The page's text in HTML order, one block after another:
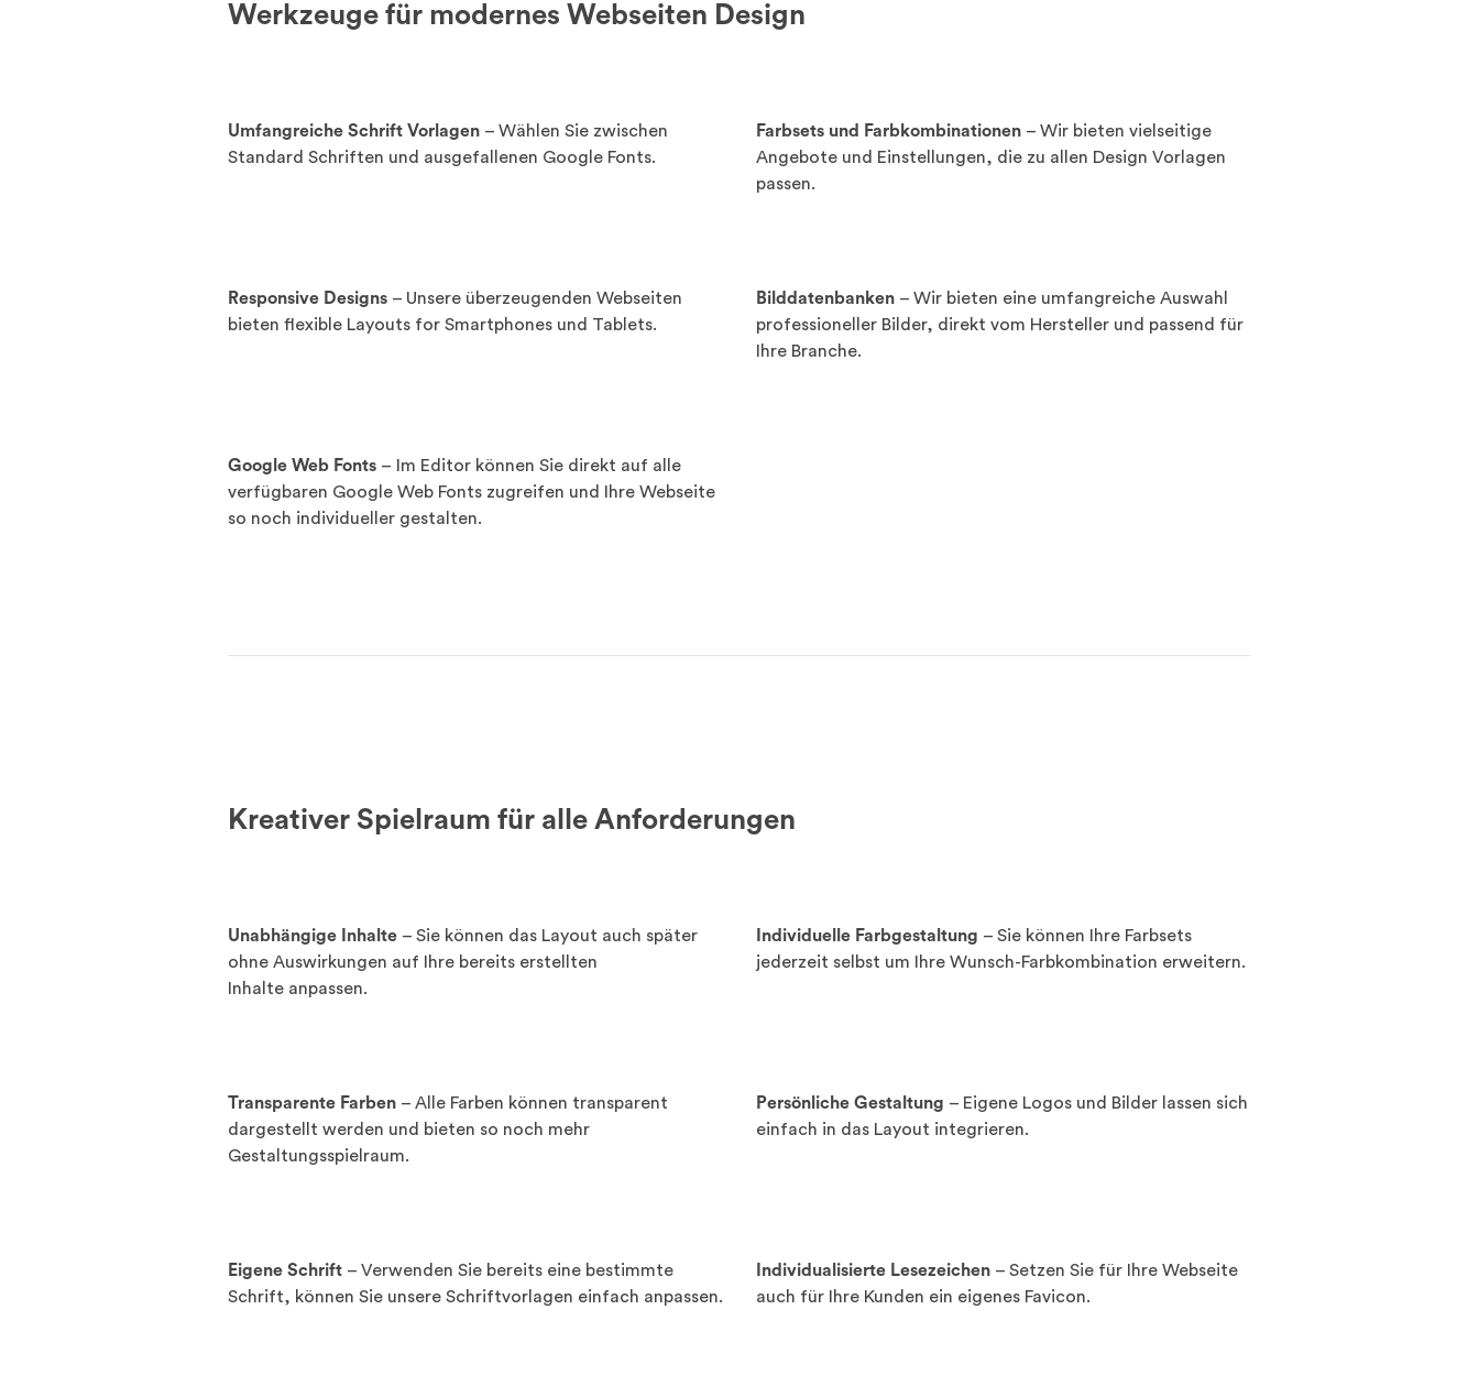
Werkzeuge für modernes Webseiten Design
Umfangreiche Schrift Vorlagen – Wählen Sie zwischen
Standard Schriften und ausgefallenen Google Fonts.
Farbsets und Farbkombinationen – Wir bieten vielseitige
Angebote und Einstellungen, die zu allen Design Vorlagen
passen.
Responsive Designs – Unsere überzeugenden Webseiten
bieten flexible Layouts for Smartphones und Tablets.
Bilddatenbanken – Wir bieten eine umfangreiche Auswahl
professioneller Bilder, direkt vom Hersteller und passend für
Ihre Branche.
Google Web Fonts – Im Editor können Sie direkt auf alle
verfügbaren Google Web Fonts zugreifen und Ihre Webseite
so noch individueller gestalten.
Kreativer Spielraum für alle Anforderungen
Unabhängige Inhalte – Sie können das Layout auch später
ohne Auswirkungen auf Ihre bereits erstellten
Inhalte anpassen.
Individuelle Farbgestaltung – Sie können Ihre Farbsets
jederzeit selbst um Ihre Wunsch-Farbkombination erweitern.
Transparente Farben – Alle Farben können transparent
dargestellt werden und bieten so noch mehr
Gestaltungsspielraum.
Persönliche Gestaltung – Eigene Logos und Bilder lassen sich
einfach in das Layout integrieren.
Eigene Schrift – Verwenden Sie bereits eine bestimmte
Schrift, können Sie unsere Schriftvorlagen einfach anpassen.
Individualisierte Lesezeichen – Setzen Sie für Ihre Webseite
auch für Ihre Kunden ein eigenes Favicon.